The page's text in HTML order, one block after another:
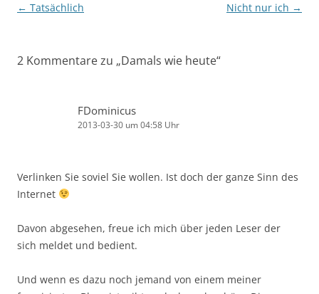
Beitragsnavigation
← Tatsächlich Nicht nur ich →
2 Kommentare zu „Damals wie heute“
FDominicus
2013-03-30 um 04:58 Uhr
Verlinken Sie soviel Sie wollen. Ist doch der ganze Sinn des
Internet
Davon abgesehen, freue ich mich über jeden Leser der
sich meldet und bedient.
Und wenn es dazu noch jemand von einem meiner